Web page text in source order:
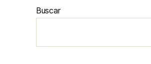
Buscar